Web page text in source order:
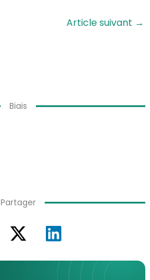
Article suivant →
Biais
Partager